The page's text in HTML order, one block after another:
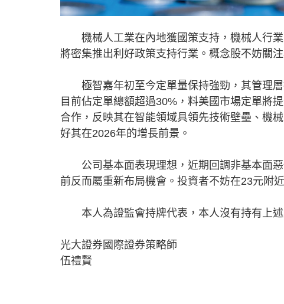
機械人工業在內地獲國策支持，機械人行業
將密集推出利好政策支持行業。概念股不妨關
極智嘉年初至今定單量保持強勁，其管理層
目前佔定單總額超過30%，料美國市場定單將
合作，反映其在智能領域具領先技術壁壘、機
好其在2026年的增長前景。
公司基本面表現理想，近期回調非基本面惡
前反而屬重新布局機會。投資者不妨在23元附
本人為證監會持牌代表，本人沒有持有上述
光大證券國際證券策略師
伍禮賢